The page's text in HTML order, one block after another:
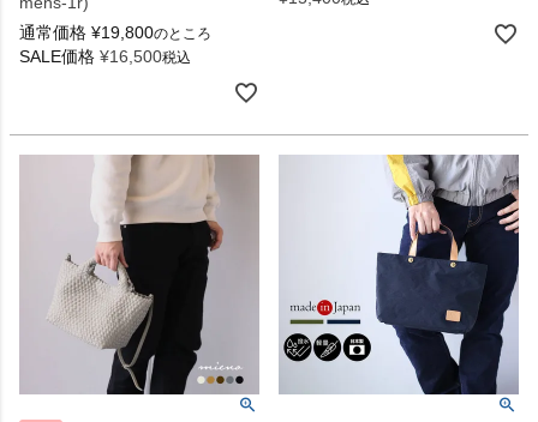
通常価格 ¥19,800のところ
SALE価格 ¥16,500税込